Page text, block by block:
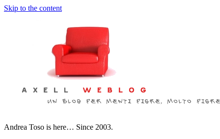
Skip to the content
Andrea Toso is here… Since 2003.